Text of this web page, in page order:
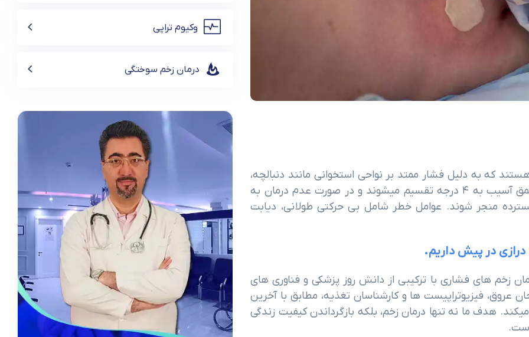
که به دلیل فشار ممتد بر نواحی استخوانی مانند دنبالچه،
پاشنه یا شانه ها ایجاد میشوند. این زخم ها بر اساس عمق آسیب به ۴ درجه تقسیم میشوند و در صورت عدم درمان به
منجر شوند. عوامل خطر شامل بی حرکتی طولانی، دیابت
زخم های فشاری با ترکیبی از دانش روز پزشکی و فناوری های
فیزیوتراپیست ها و کارشناسان تغذیه، مطابق با آخرین
هدف ما نه تنها درمان زخم، بلکه بازگرداندن کیفیت زندگی
وکیوم تراپی
درمان زخم سوختگی